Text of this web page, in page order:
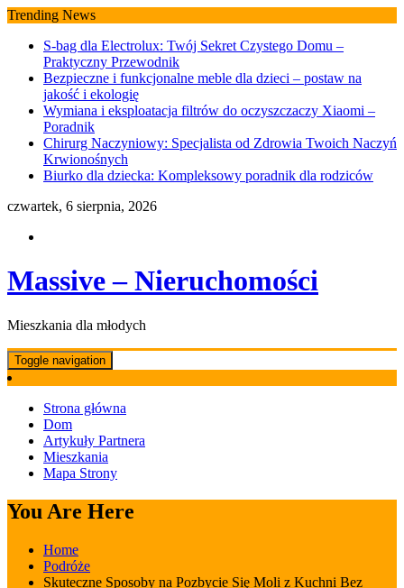
Skip
content
Trending News
S-bag dla Electrolux: Twój Sekret Czystego Domu –
Praktyczny Przewodnik
Bezpieczne i funkcjonalne meble dla dzieci – postaw na
jakość i ekologię
Wymiana i eksploatacja filtrów do oczyszczaczy Xiaomi –
Poradnik
Chirurg Naczyniowy: Specjalista od Zdrowia Twoich Naczyń
Krwionośnych
Biurko dla dziecka: Kompleksowy poradnik dla rodziców
czwartek, 6 sierpnia, 2026
Massive – Nieruchomości
Mieszkania dla młodych
Toggle navigation
Strona główna
Dom
Artykuły Partnera
Mieszkania
Mapa Strony
You Are Here
Home
Podróże
Skuteczne Sposoby na Pozbycie Się Moli z Kuchni Bez